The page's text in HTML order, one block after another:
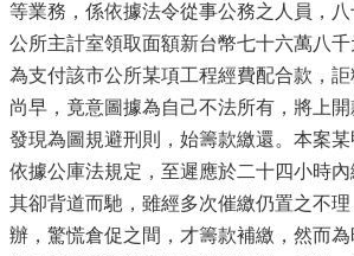
等業務，係依據法令從事公務之人員，
公所主計室領取面額新台幣七十六萬八
為支付該市公所某項工程經費配合款，
尚早，竟意圖據為自己不法所有，將上
發現為圖規避刑則，始籌款繳還。本案某
依據公庫法規定，至遲應於二十四小時
其卻背道而馳，雖經多次催繳仍置之不
辦，驚慌倉促之間，才籌款補繳，然而